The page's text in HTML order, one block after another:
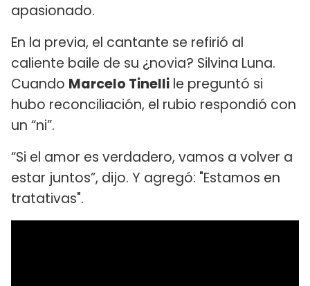
apasionado.
En la previa, el cantante se refirió al
caliente baile de su ¿novia? Silvina Luna.
Cuando Marcelo Tinelli le preguntó si
hubo reconciliación, el rubio respondió con
un “ni”.
“Si el amor es verdadero, vamos a volver a
estar juntos”, dijo. Y agregó: "Estamos en
tratativas".